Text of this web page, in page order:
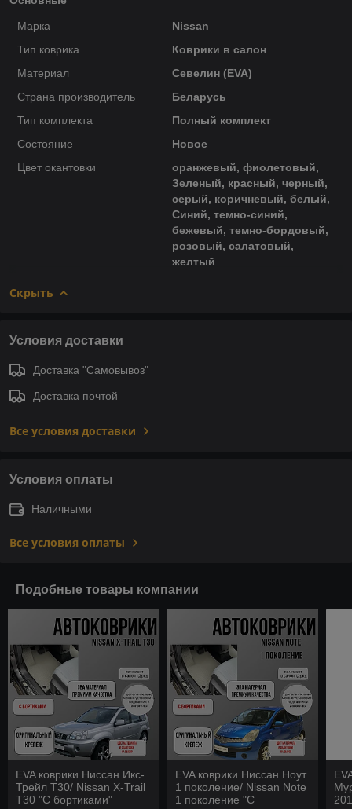
Марка
Nissan
Тип коврика
Коврики в салон
Материал
Севелин (EVA)
Страна производитель
Беларусь
Тип комплекта
Полный комплект
Состояние
Новое
Цвет окантовки
оранжевый, фиолетовый,
Зеленый, красный, черный,
серый, коричневый, белый,
Синий, темно-синий,
бежевый, темно-бордовый,
розовый, салатовый,
желтый
Скрыть
Условия доставки
Доставка "Самовывоз"
Доставка почтой
Все условия доставки
Условия оплаты
Наличными
Все условия оплаты
Подобные товары компании
EVA коврики Ниссан Икс-
Трейл Т30/ Nissan X-Trail
T30 "С бортиками"
EVA коврики Ниссан Ноут
1 поколение/ Nissan Note
1 поколение "С